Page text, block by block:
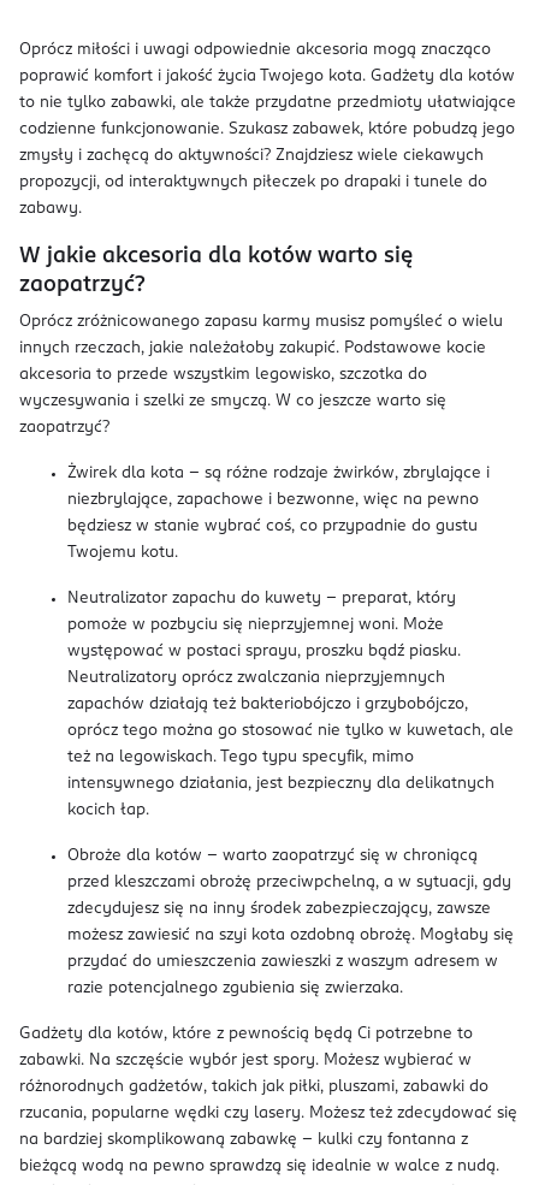
Oprócz miłości i uwagi odpowiednie akcesoria mogą znacząco
poprawić komfort i jakość życia Twojego kota. Gadżety dla kotów
to nie tylko zabawki, ale także przydatne przedmioty ułatwiające
codzienne funkcjonowanie. Szukasz zabawek, które pobudzą jego
zmysły i zachęcą do aktywności? Znajdziesz wiele ciekawych
propozycji, od interaktywnych piłeczek po drapaki i tunele do
zabawy.
W jakie akcesoria dla kotów warto się
zaopatrzyć?
Oprócz zróżnicowanego zapasu karmy musisz pomyśleć o wielu
innych rzeczach, jakie należałoby zakupić. Podstawowe kocie
akcesoria to przede wszystkim legowisko, szczotka do
wyczesywania i szelki ze smyczą. W co jeszcze warto się
zaopatrzyć?
Żwirek dla kota – są różne rodzaje żwirków, zbrylające i
niezbrylające, zapachowe i bezwonne, więc na pewno
będziesz w stanie wybrać coś, co przypadnie do gustu
Twojemu kotu.
Neutralizator zapachu do kuwety – preparat, który
pomoże w pozbyciu się nieprzyjemnej woni. Może
występować w postaci sprayu, proszku bądź piasku.
Neutralizatory oprócz zwalczania nieprzyjemnych
zapachów działają też bakteriobójczo i grzybobójczo,
oprócz tego można go stosować nie tylko w kuwetach, ale
też na legowiskach. Tego typu specyfik, mimo
intensywnego działania, jest bezpieczny dla delikatnych
kocich łap.
Obroże dla kotów – warto zaopatrzyć się w chroniącą
przed kleszczami obrożę przeciwpchelną, a w sytuacji, gdy
zdecydujesz się na inny środek zabezpieczający, zawsze
możesz zawiesić na szyi kota ozdobną obrożę. Mogłaby się
przydać do umieszczenia zawieszki z waszym adresem w
razie potencjalnego zgubienia się zwierzaka.
Gadżety dla kotów, które z pewnością będą Ci potrzebne to
zabawki. Na szczęście wybór jest spory. Możesz wybierać w
różnorodnych gadżetów, takich jak piłki, pluszami, zabawki do
rzucania, popularne wędki czy lasery. Możesz też zdecydować się
na bardziej skomplikowaną zabawkę – kulki czy fontanna z
bieżącą wodą na pewno sprawdzą się idealnie w walce z nudą.